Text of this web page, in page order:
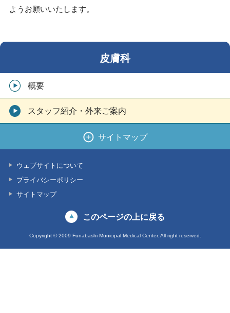
ようお願いいたします。
皮膚科
概要
スタッフ紹介・外来ご案内
サイトマップ
ウェブサイトについて
プライバシーポリシー
サイトマップ
このページの上に戻る
Copyright © 2009 Funabashi Municipal Medical Center. All right reserved.